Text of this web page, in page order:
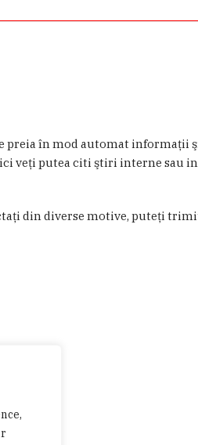
preia în mod automat informaţii
veţi putea citi ştiri interne sau
din diverse motive, puteţi